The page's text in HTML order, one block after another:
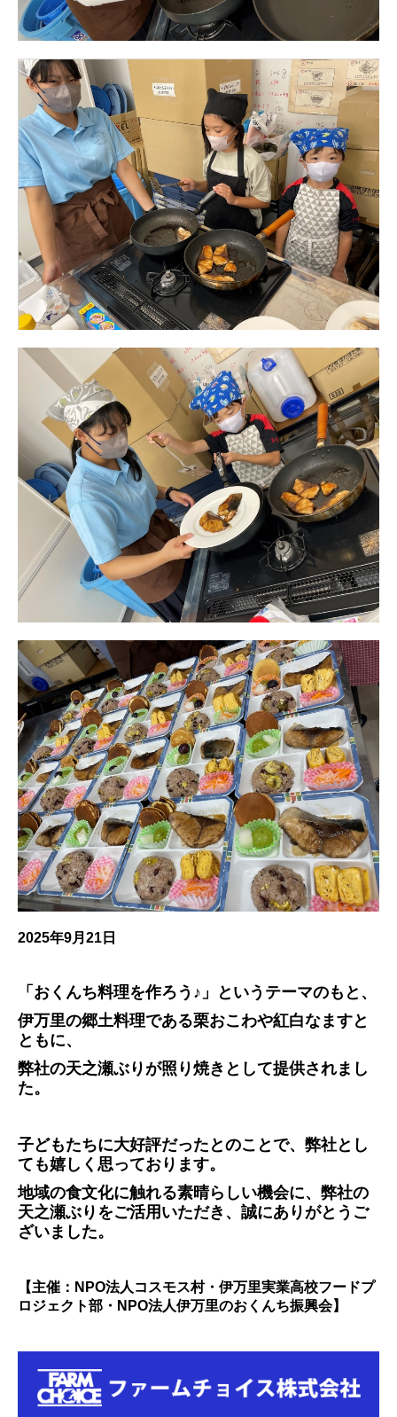
2025年9月21日
「おくんち料理を作ろう♪」というテーマのもと、
伊万里の郷土料理である栗おこわや紅白なますと
ともに、
弊社の天之瀬ぶりが照り焼きとして提供されまし
た。
子どもたちに大好評だったとのことで、弊社とし
ても嬉しく思っております。
地域の食文化に触れる素晴らしい機会に、弊社の
天之瀬ぶりをご活用いただき、誠にありがとうご
ざいました。
【主催：NPO法人コスモス村・伊万里実業高校フードプ
ロジェクト部・NPO法人伊万里のおくんち振興会】